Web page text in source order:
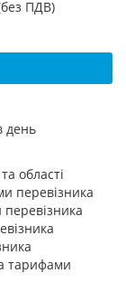
ПДВ)
день
області
перевізника
тарифами